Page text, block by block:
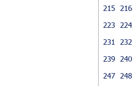
215
216
223
224
231
232
239
240
247
248